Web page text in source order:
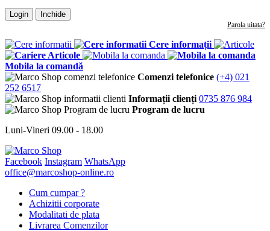
Login Inchide
Parola uitata?
Cere informații
Articole
Mobila la comandă
Comenzi telefonice (+4) 021
252 6517
Informații clienți 0735 876 984
Program de lucru
Luni-Vineri 09.00 - 18.00
Facebook Instagram WhatsApp
office@marcoshop-online.ro
Cum cumpar ?
Achizitii corporate
Modalitati de plata
Livrarea Comenzilor